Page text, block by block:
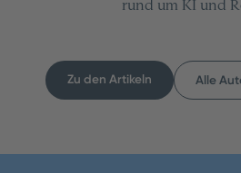
rund um KI und
Zu den Artikeln Alle